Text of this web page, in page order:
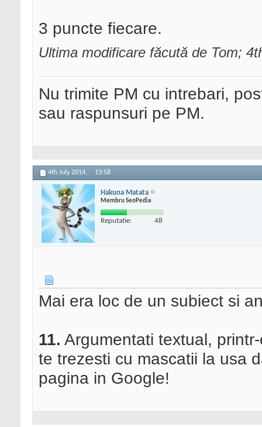
3 puncte fiecare.
Ultima modificare făcută de Tom;
Nu trimite PM cu intrebari,
sau raspunsuri pe PM.
4th July 2014, 13:58
Hakuna Matata
Membru SeoPedia
Reputatie: 48
Mai era loc de un subiect si
11. Argumentati textual,
te trezesti cu mascatii la usa
pagina in Google!